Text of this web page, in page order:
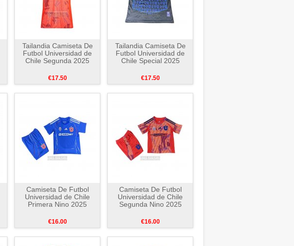
Tailandia Camiseta De
Futbol Universidad de
Chile Segunda 2025
€17.50
Tailandia Camiseta De
Futbol Universidad de
Chile Special 2025
€17.50
Camiseta De Futbol
Universidad de Chile
Primera Nino 2025
€16.00
Camiseta De Futbol
Universidad de Chile
Segunda Nino 2025
€16.00